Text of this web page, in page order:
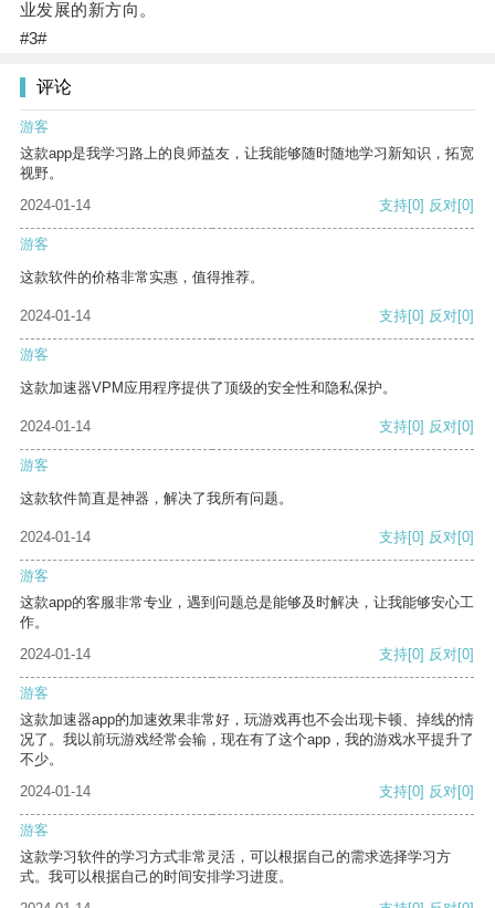
业发展的新方向。
#3#
评论
游客
这款app是我学习路上的良师益友，让我能够随时随地学习新知识，拓宽
视野。
2024-01-14
支持[0] 反对[0]
游客
这款软件的价格非常实惠，值得推荐。
2024-01-14 支持[0] 反对[0]
游客
这款加速器VPM应用程序提供了顶级的安全性和隐私保护。
2024-01-14 支持[0] 反对[0]
游客
这款软件简直是神器，解决了我所有问题。
2024-01-14 支持[0] 反对[0]
游客
这款app的客服非常专业，遇到问题总是能够及时解决，让我能够安心工
作。
2024-01-14
支持[0] 反对[0]
游客
这款加速器app的加速效果非常好，玩游戏再也不会出现卡顿、掉线的情
况了。我以前玩游戏经常会输，现在有了这个app，我的游戏水平提升了
不少。
2024-01-14
支持[0] 反对[0]
游客
这款学习软件的学习方式非常灵活，可以根据自己的需求选择学习方
式。我可以根据自己的时间安排学习进度。